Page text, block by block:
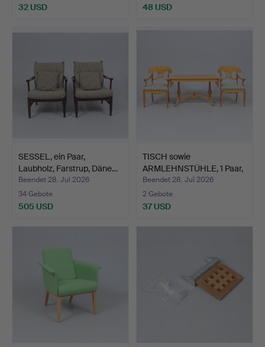
32 USD 48 USD
SESSEL, ein Paar,
Laubholz, Farstrup, Däne…
Beendet 28. Jul 2026
34 Gebote
505 USD
TISCH sowie
ARMLEHNSTÜHLE, 1 Paar,
Karl-Jo…
Beendet 28. Jul 2026
2 Gebote
37 USD